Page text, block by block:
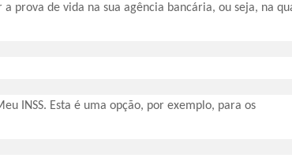
prova de vida na sua agência bancária, ou seja, na
INSS. Esta é uma opção, por exemplo, para os